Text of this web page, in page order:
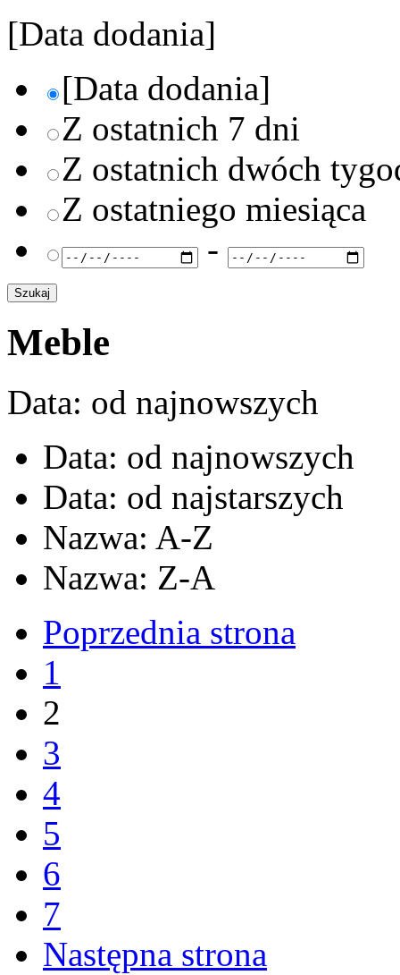
[Data dodania]
[Data dodania]
Z ostatnich 7 dni
Z ostatnich dwóch
Z ostatniego miesiąca
-
Meble
Data: od najnowszych
Data: od najnowszych
Data: od najstarszych
Nazwa: A-Z
Nazwa: Z-A
Poprzednia strona
1
2
3
4
5
6
7
Następna strona